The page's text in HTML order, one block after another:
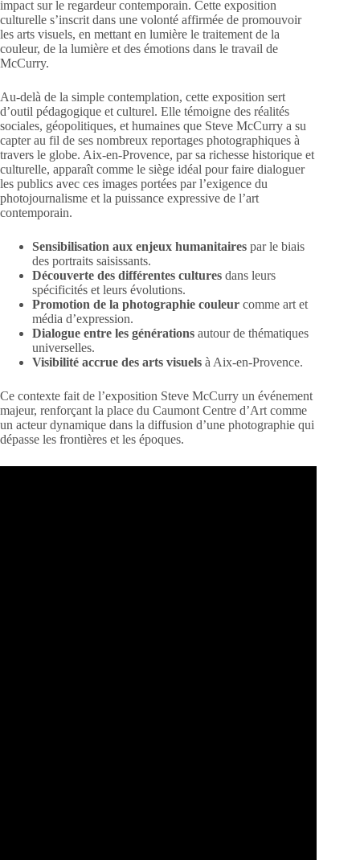
impact sur le regardeur contemporain. Cette exposition
culturelle s’inscrit dans une volonté affirmée de promouvoir
les arts visuels, en mettant en lumière le traitement de la
couleur, de la lumière et des émotions dans le travail de
McCurry.
Au-delà de la simple contemplation, cette exposition sert
d’outil pédagogique et culturel. Elle témoigne des réalités
sociales, géopolitiques, et humaines que Steve McCurry a su
capter au fil de ses nombreux reportages photographiques à
travers le globe. Aix-en-Provence, par sa richesse historique et
culturelle, apparaît comme le siège idéal pour faire dialoguer
les publics avec ces images portées par l’exigence du
photojournalisme et la puissance expressive de l’art
contemporain.
Sensibilisation aux enjeux humanitaires par le biais
des portraits saisissants.
Découverte des différentes cultures dans leurs
spécificités et leurs évolutions.
Promotion de la photographie couleur comme art et
média d’expression.
Dialogue entre les générations autour de thématiques
universelles.
Visibilité accrue des arts visuels à Aix-en-Provence.
Ce contexte fait de l’exposition Steve McCurry un événement
majeur, renforçant la place du Caumont Centre d’Art comme
un acteur dynamique dans la diffusion d’une photographie qui
dépasse les frontières et les époques.